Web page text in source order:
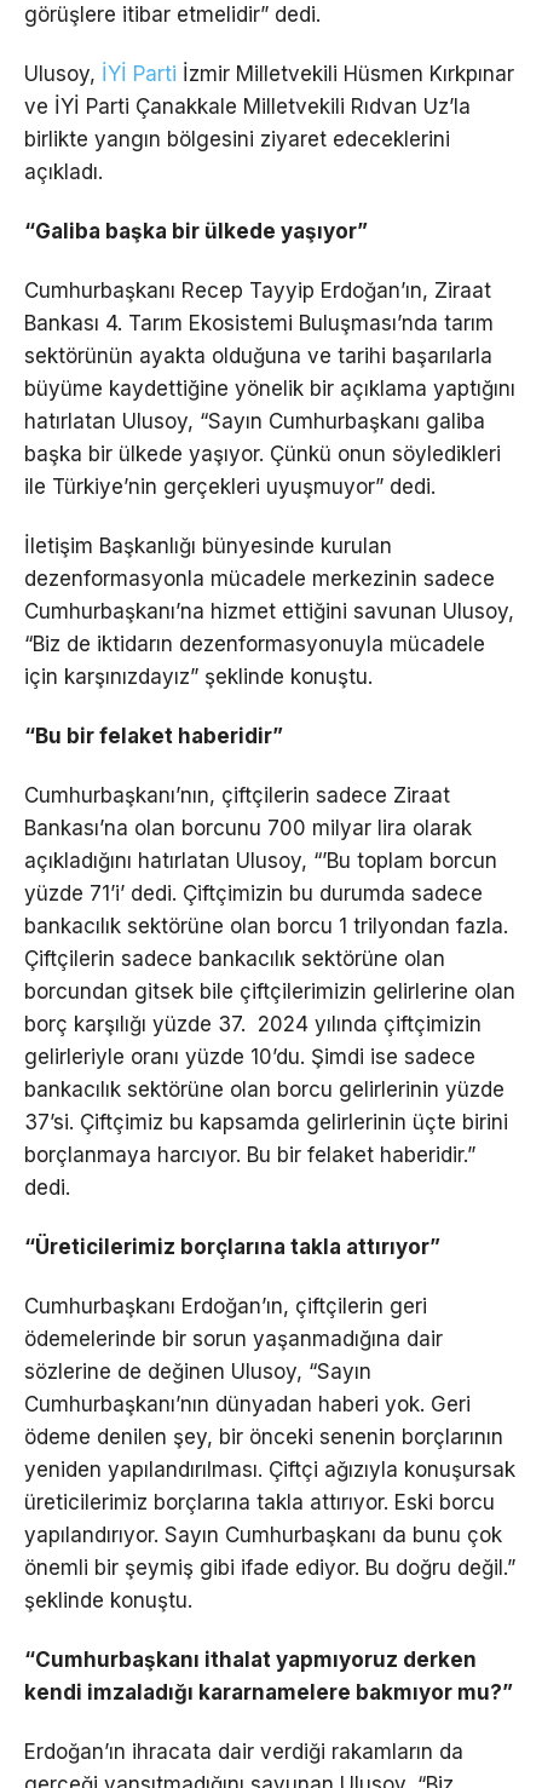
görüşlere itibar etmelidir” dedi.
Ulusoy, İYİ Parti İzmir Milletvekili Hüsmen Kırkpınar
ve İYİ Parti Çanakkale Milletvekili Rıdvan Uz’la
birlikte yangın bölgesini ziyaret edeceklerini
açıkladı.
“Galiba başka bir ülkede yaşıyor”
Cumhurbaşkanı Recep Tayyip Erdoğan’ın, Ziraat
Bankası 4. Tarım Ekosistemi Buluşması’nda tarım
sektörünün ayakta olduğuna ve tarihi başarılarla
büyüme kaydettiğine yönelik bir açıklama yaptığını
hatırlatan Ulusoy, “Sayın Cumhurbaşkanı galiba
başka bir ülkede yaşıyor. Çünkü onun söyledikleri
ile Türkiye’nin gerçekleri uyuşmuyor” dedi.
İletişim Başkanlığı bünyesinde kurulan
dezenformasyonla mücadele merkezinin sadece
Cumhurbaşkanı’na hizmet ettiğini savunan Ulusoy,
“Biz de iktidarın dezenformasyonuyla mücadele
için karşınızdayız” şeklinde konuştu.
“Bu bir felaket haberidir”
Cumhurbaşkanı’nın, çiftçilerin sadece Ziraat
Bankası’na olan borcunu 700 milyar lira olarak
açıkladığını hatırlatan Ulusoy, “’Bu toplam borcun
yüzde 71’i’ dedi. Çiftçimizin bu durumda sadece
bankacılık sektörüne olan borcu 1 trilyondan fazla.
Çiftçilerin sadece bankacılık sektörüne olan
borcundan gitsek bile çiftçilerimizin gelirlerine olan
borç karşılığı yüzde 37. 2024 yılında çiftçimizin
gelirleriyle oranı yüzde 10’du. Şimdi ise sadece
bankacılık sektörüne olan borcu gelirlerinin yüzde
37’si. Çiftçimiz bu kapsamda gelirlerinin üçte birini
borçlanmaya harcıyor. Bu bir felaket haberidir.”
dedi.
“Üreticilerimiz borçlarına takla attırıyor”
Cumhurbaşkanı Erdoğan’ın, çiftçilerin geri
ödemelerinde bir sorun yaşanmadığına dair
sözlerine de değinen Ulusoy, “Sayın
Cumhurbaşkanı’nın dünyadan haberi yok. Geri
ödeme denilen şey, bir önceki senenin borçlarının
yeniden yapılandırılması. Çiftçi ağızıyla konuşursak
üreticilerimiz borçlarına takla attırıyor. Eski borcu
yapılandırıyor. Sayın Cumhurbaşkanı da bunu çok
önemli bir şeymiş gibi ifade ediyor. Bu doğru değil.”
şeklinde konuştu.
“Cumhurbaşkanı ithalat yapmıyoruz derken
kendi imzaladığı kararnamelere bakmıyor mu?”
Erdoğan’ın ihracata dair verdiği rakamların da